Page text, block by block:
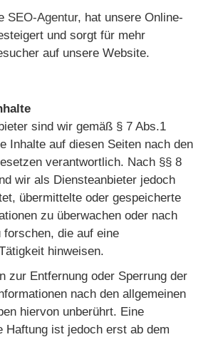
SEO-Agentur, hat unsere Online-
und sorgt für mehr
auf unsere Website.
sind wir gemäß § 7 Abs.1
Inhalte auf diesen Seiten nach den
verantwortlich. Nach §§ 8
wir als Diensteanbieter jedoch
übermittelte oder gespeicherte
zu überwachen oder nach
forschen, die auf eine
hinweisen.
zur Entfernung oder Sperrung der
nach den allgemeinen
hiervon unberührt. Eine
Haftung ist jedoch erst ab dem